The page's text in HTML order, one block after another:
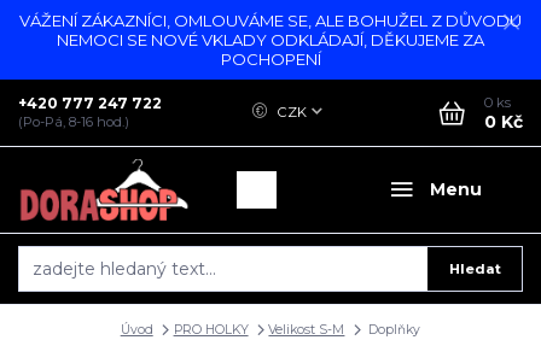
VÁŽENÍ ZÁKAZNÍCI, OMLOUVÁME SE, ALE BOHUŽEL Z DŮVODU
NEMOCI SE NOVÉ VKLADY ODKLÁDAJÍ, DĚKUJEME ZA
POCHOPENÍ
Menu
CZK
Hledat
+420 777 247 722
(Po-Pá, 8-16 hod.)
0 ks
0 Kč
Úvod PRO HOLKY Velikost S-M Doplňky